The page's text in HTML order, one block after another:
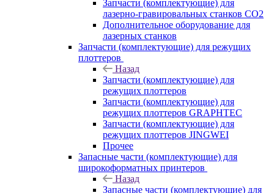
Запчасти (комплектующие) для
лазерно-гравировальных станков CO2
Дополнительное оборудование для
лазерных станков
Запчасти (комплектующие) для режущих
плоттеров
Назад
Запчасти (комплектующие) для
режущих плоттеров
Запчасти (комплектующие) для
режущих плоттеров GRAPHTEC
Запчасти (комплектующие) для
режущих плоттеров JINGWEI
Прочее
Запасные части (комплектующие) для
широкоформатных принтеров
Назад
Запасные части (комплектующие) для